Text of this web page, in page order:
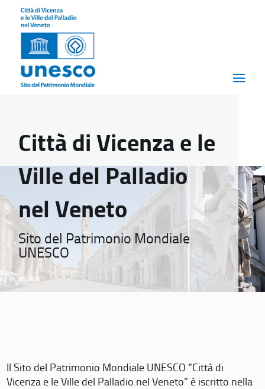
Città di Vicenza e le
Ville del Palladio
nel Veneto
Sito del Patrimonio Mondiale
UNESCO
Il Sito del Patrimonio Mondiale UNESCO “Città di
Vicenza e le Ville del Palladio nel Veneto” è iscritto nella